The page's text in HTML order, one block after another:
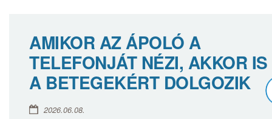
AMIKOR AZ ÁPOLÓ A
TELEFONJÁT NÉZI, AKKOR IS
A BETEGEKÉRT DOLGOZIK
2026.06.08.